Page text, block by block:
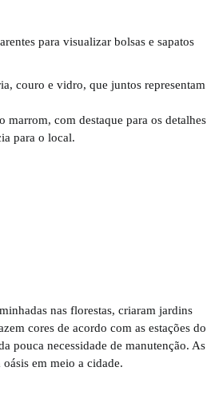
couro e vidro, que juntos representam
marrom, com destaque para os detalhes
para o local.
nas florestas, criaram jardins
cores de acordo com as estações do
pouca necessidade de manutenção. As
em meio a cidade.